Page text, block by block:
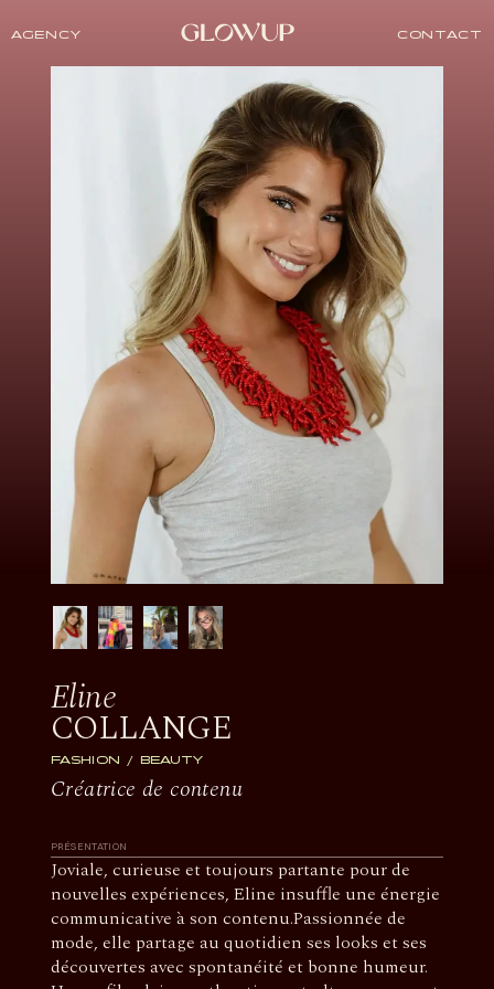
AGENCY CONTACT
Eline
COLLANGE
FASHION BEAUTY
Créatrice de contenu
PRÉSENTATION
Joviale, curieuse et toujours partante pour de
nouvelles expériences, Eline insuffle une énergie
communicative à son contenu.Passionnée de
mode, elle partage au quotidien ses looks et ses
découvertes avec spontanéité et bonne humeur.